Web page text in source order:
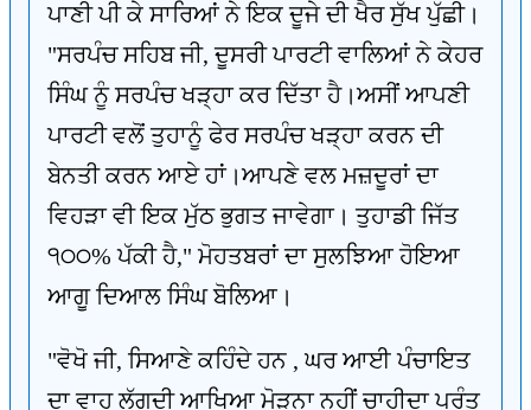
ਪਾਣੀ ਪੀ ਕੇ ਸਾਰਿਆਂ ਨੇ ਇਕ ਦੂਜੇ ਦੀ ਖੈਰ ਸੁੱਖ ਪੁੱਛੀ।
"ਸਰਪੰਚ ਸਹਿਬ ਜੀ, ਦੂਸਰੀ ਪਾਰਟੀ ਵਾਲਿਆਂ ਨੇ ਕੇਹਰ
ਸਿੰਘ ਨੂੰ ਸਰਪੰਚ ਖੜ੍ਹਾ ਕਰ ਦਿੱਤਾ ਹੈ।ਅਸੀਂ ਆਪਣੀ
ਪਾਰਟੀ ਵਲੋਂ ਤੁਹਾਨੂੰ ਫੇਰ ਸਰਪੰਚ ਖੜ੍ਹਾ ਕਰਨ ਦੀ
ਬੇਨਤੀ ਕਰਨ ਆਏ ਹਾਂ।ਆਪਣੇ ਵਲ ਮਜ਼ਦੂਰਾਂ ਦਾ
ਵਿਹੜਾ ਵੀ ਇਕ ਮੁੱਠ ਭੁਗਤ ਜਾਵੇਗਾ। ਤੁਹਾਡੀ ਜਿੱਤ
੧੦੦% ਪੱਕੀ ਹੈ," ਮੋਹਤਬਰਾਂ ਦਾ ਸੁਲਝਿਆ ਹੋਇਆ
ਆਗੂ ਦਿਆਲ ਸਿੰਘ ਬੋਲਿਆ।
"ਵੋਖੋ ਜੀ, ਸਿਆਣੇ ਕਹਿੰਦੇ ਹਨ , ਘਰ ਆਈ ਪੰਚਾਇਤ
ਦਾ ਵਾਹ ਲੱਗਦੀ ਆਖਿਆ ਮੋੜਨਾ ਨਹੀਂ ਚਾਹੀਦਾ ਪਰੰਤੂ